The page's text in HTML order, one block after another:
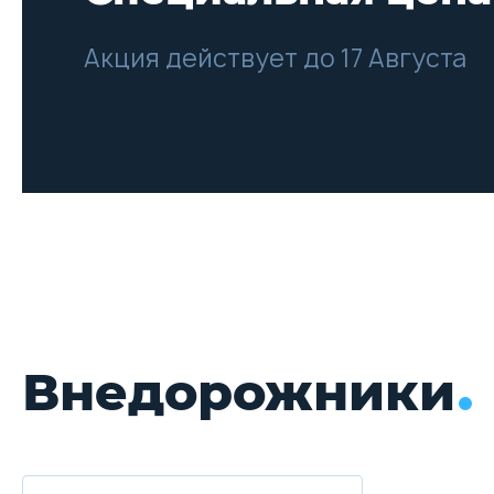
Акция действует до 17 Августа
Внедорожники